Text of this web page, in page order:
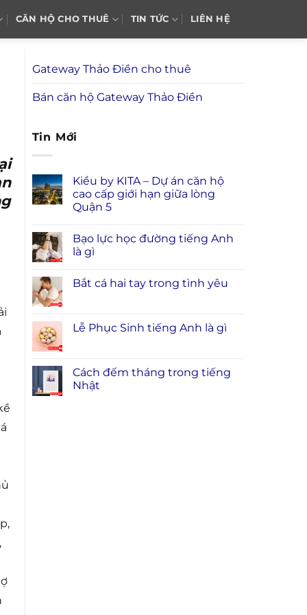
CĂN HỘ CHO THUÊ TIN TỨC LIÊN HỆ
Gateway Thảo Điền cho thuê
Bán căn hộ Gateway Thảo Điền
Tin Mới
Kiều by KITA – Dự án căn hộ
cao cấp giới hạn giữa lòng
Quận 5
Bạo lực học đường tiếng Anh
là gì
Bắt cá hai tay trong tình yêu
Lễ Phục Sinh tiếng Anh là gì
Cách đếm tháng trong tiếng
Nhật